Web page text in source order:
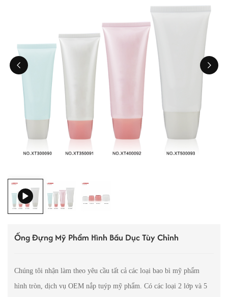
ไทย
Tiếng việt
中文
Ống Đựng Mỹ Phẩm Hình Bầu Dục Tùy Chỉnh
Chúng tôi nhận làm theo yêu cầu tất cả các loại bao bì mỹ phẩm
hình tròn, dịch vụ OEM nắp tuýp mỹ phẩm. Có các loại 2 lớp và 5